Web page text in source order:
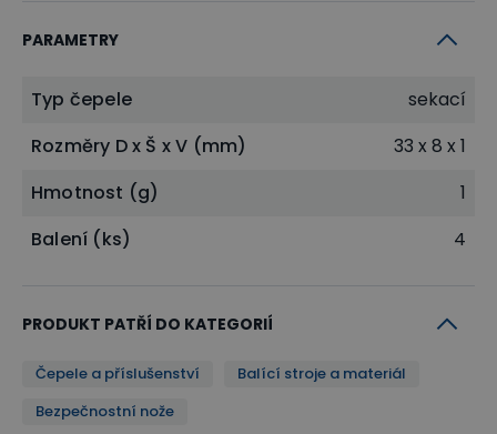
Čepele vydrží při teplotách do 1600°C
Jedno balení obsahuje 4 jednostranné čepele
PARAMETRY
Typ čepele
sekací
Rozměry D x Š x V (mm)
33 x 8 x 1
Hmotnost (g)
1
Balení (ks)
4
PRODUKT PATŘÍ DO KATEGORIÍ
Čepele a příslušenství
Balící stroje a materiál
Bezpečnostní nože